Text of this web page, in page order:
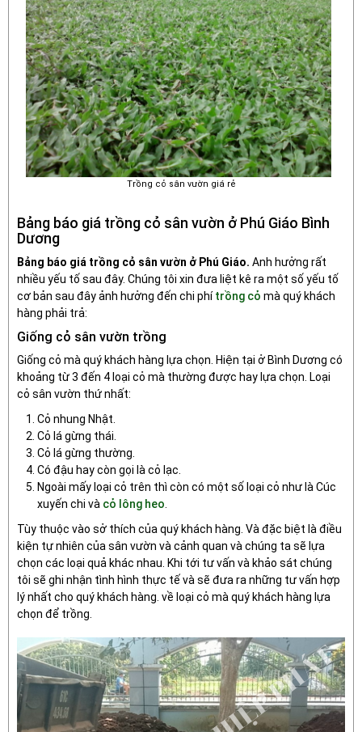
Trồng cỏ sân vườn giá rẻ
Bảng báo giá trồng cỏ sân vườn ở Phú Giáo Bình
Dương
Bảng báo giá trồng cỏ sân vườn ở Phú Giáo. Anh hưởng rất
nhiều yếu tố sau đây. Chúng tôi xin đưa liệt kê ra một số yếu tố
cơ bản sau đây ảnh hưởng đến chi phítrồng cỏ mà quý khách
hàng phải trả:
Giống cỏ sân vườn trồng
Giống cỏ mà quý khách hàng lựa chọn. Hiện tại ở Bình Dương có
khoảng từ 3 đến 4 loại cỏ mà thường được hay lựa chọn. Loại
cỏ sân vườn thứ nhất:
Cỏ nhung Nhật.
Cỏ lá gừng thái.
Cỏ lá gừng thường.
Có đậu hay còn gọi là cỏ lạc.
Ngoài mấy loại cỏ trên thì còn có một số loại cỏ như là Cúc
xuyến chi và cỏ lông heo.
Tùy thuộc vào sở thích của quý khách hàng. Và đặc biệt là điều
kiện tự nhiên của sân vườn và cảnh quan và chúng ta sẽ lựa
chọn các loại quả khác nhau. Khi tới tư vấn và khảo sát chúng
tôi sẽ ghi nhận tình hình thực tế và sẽ đưa ra những tư vấn hợp
lý nhất cho quý khách hàng. về loại cỏ mà quý khách hàng lựa
chọn để trồng.